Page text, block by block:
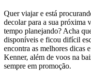
Quer viajar e está
decolar para a sua próxima
tempo planejando? Acha
disponíveis e ficou difícil
encontra as melhores dicas
Kenner, além de voos na
sempre em promoção.